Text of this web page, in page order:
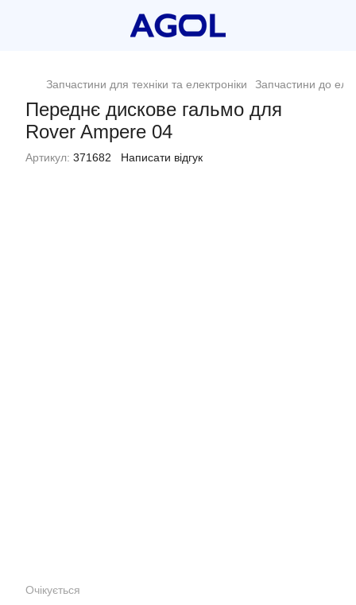
Запчастини для техніки та електроніки Запчастини до
Переднє дискове гальмо для
Rover Ampere 04
Артикул: 371682 Написати відгук
Очікується